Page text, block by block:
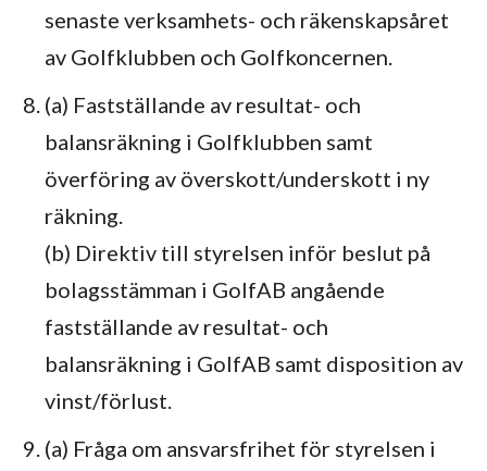
senaste verksamhets- och räkenskapsåret
av Golfklubben och Golfkoncernen.
(a) Fastställande av resultat- och
balansräkning i Golfklubben samt
överföring av överskott/underskott i ny
räkning.
(b) Direktiv till styrelsen inför beslut på
bolagsstämman i GolfAB angående
fastställande av resultat- och
balansräkning i GolfAB samt disposition av
vinst/förlust.
(a) Fråga om ansvarsfrihet för styrelsen i